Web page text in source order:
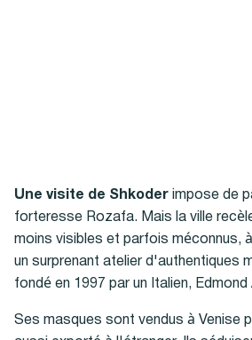
Une visite de Shkoder impose de
forteresse Rozafa. Mais la ville
moins visibles et parfois méconnus,
un surprenant atelier d'authentiques
fondé en 1997 par un Italien, Edmond
Ses masques sont vendus à Venise